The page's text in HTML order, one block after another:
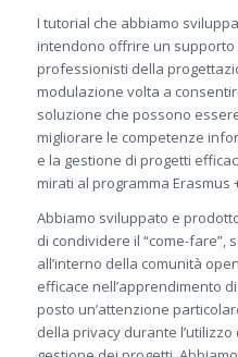
I tutorial che abbiamo
intendono offrire un supporto
professionisti della
modulazione volta a
soluzione che possono
migliorare le competenze
e la gestione di progetti
mirati al programma Erasmus
Abbiamo sviluppato e
di condividere il “come-fare”,
all’interno della comunità
efficace nell’apprendimento
posto un’attenzione
della privacy durante